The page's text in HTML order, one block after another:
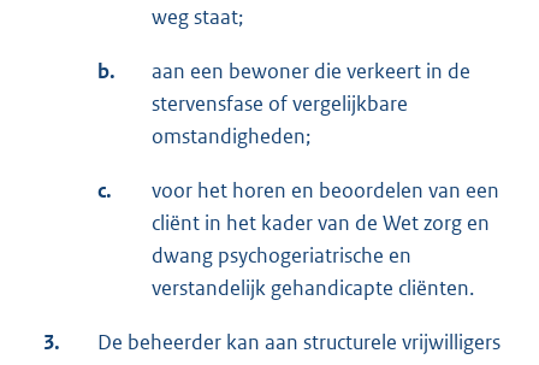
weg staat;
b.
aan een bewoner die verkeert in de
stervensfase of vergelijkbare
omstandigheden;
c.
voor het horen en beoordelen van een
cliënt in het kader van de Wet zorg en
dwang psychogeriatrische en
verstandelijk gehandicapte cliënten.
3.
De beheerder kan aan structurele vrijwilligers